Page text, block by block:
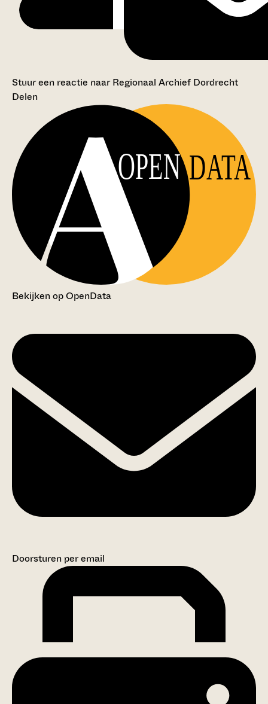
Stuur een reactie naar Regionaal Archief Dordrecht
Delen
OPEN DATA
Bekijken op OpenData
Doorsturen per email